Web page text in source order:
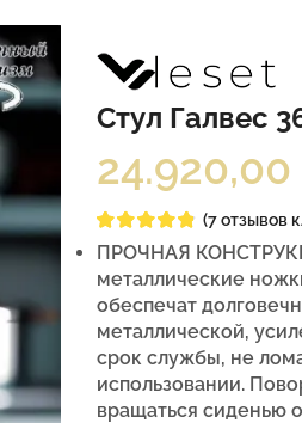
Стул Галвес
24.920,00
(7отзывов
ПРОЧНАЯ
металлические
обеспечат
металлической,
срок службы, не
использовании.
вращаться сиденью